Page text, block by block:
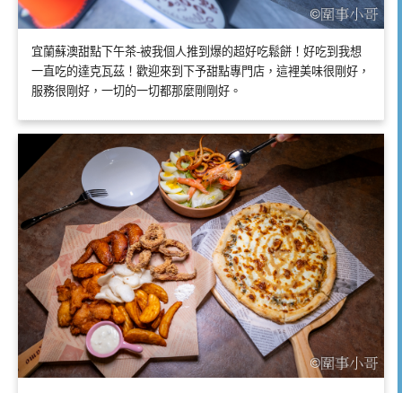
宜蘭蘇澳甜點下午茶-被我個人推到爆的超好吃鬆餅！好吃到我想
一直吃的達克瓦茲！歡迎來到下予甜點專門店，這裡美味很剛好，
服務很剛好，一切的一切都那麼剛剛好。